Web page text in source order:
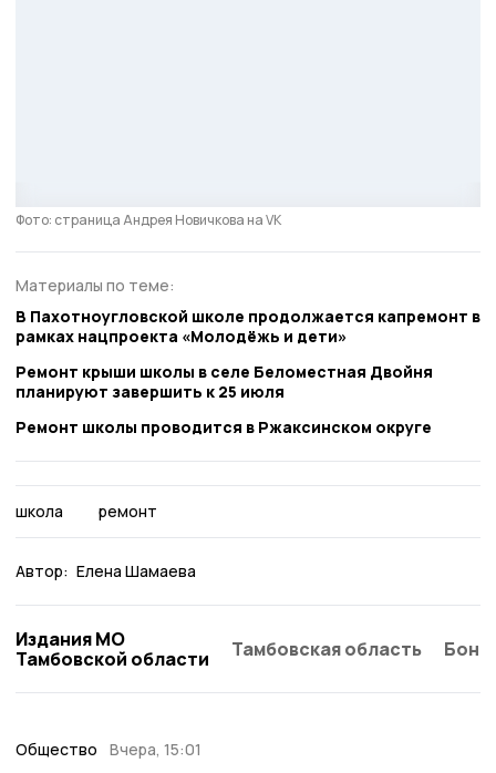
Фото: страница Андрея Новичкова на VK
Материалы по теме:
В Пахотноугловской школе продолжается капремонт в
рамках нацпроекта «Молодёжь и дети»
Ремонт крыши школы в селе Беломестная Двойня
планируют завершить к 25 июля
Ремонт школы проводится в Ржаксинском округе
школа ремонт
Автор: Елена Шамаева
Издания МО
Тамбовской области
Тамбовская область
Общество Вчера, 15:01